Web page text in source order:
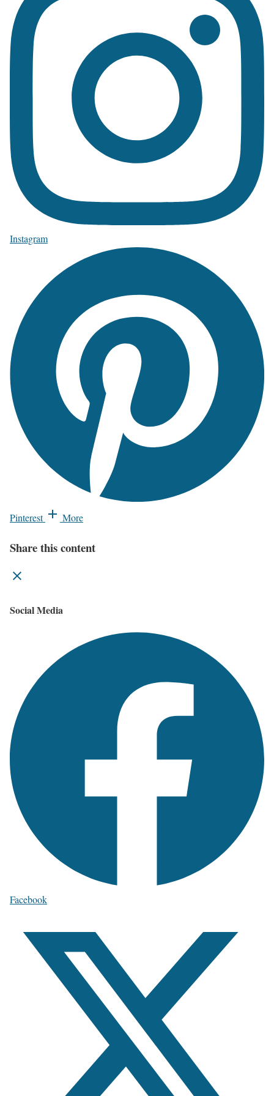
Instagram
Pinterest More
Share this content
Social Media
Facebook